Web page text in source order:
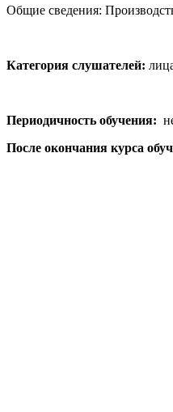
Общие сведения:
Категория слушателей:
Периодичность обучения:
После окончания курса